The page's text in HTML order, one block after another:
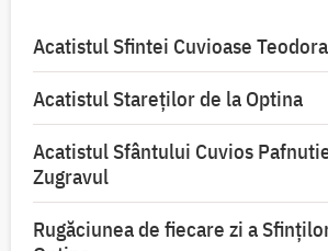
Acatistul Sfintei Cuvioase
Acatistul Stareţilor de la Optina
Acatistul Sfântului Cuvios
Zugravul
Rugăciunea de fiecare zi a